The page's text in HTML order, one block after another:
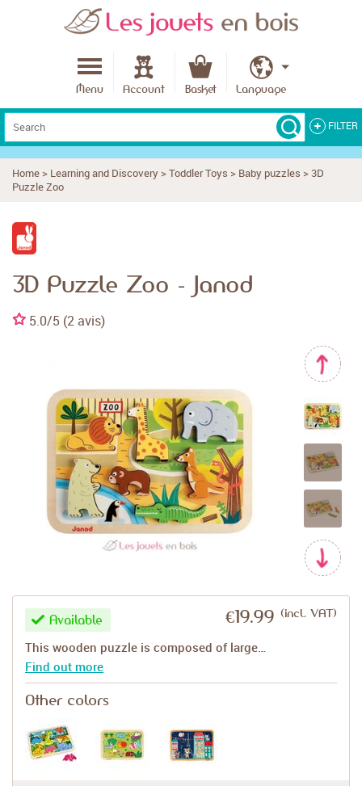
Menu Account Basket Language
FILTER
How old ?
Budget
Best-rated products
Made in France
Made in Europe
Search
Clear
Home > Learning and Discovery >Toddler Toys > Baby puzzles >3D
Puzzle Zoo
3D Puzzle Zoo - Janod
5.0/5 (2 avis)
Video
€19.99 (incl. VAT)
Available
This wooden puzzle is composed of large…
Find out more
Other colors